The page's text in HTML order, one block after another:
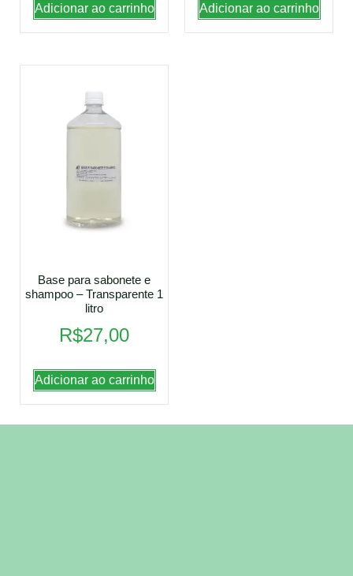
Adicionar ao carrinho Adicionar ao carrinho
Base para sabonete e
shampoo – Transparente 1
litro
R$27,00
Adicionar ao carrinho